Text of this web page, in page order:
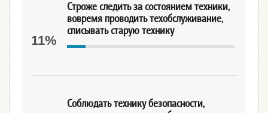
Строже следить за состоянием техники,
вовремя проводить техобслуживание,
списывать старую технику
11%
Соблюдать технику безопасности,